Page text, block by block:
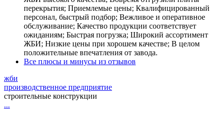
перекрытия; Приемлемые цены; Квалифицированный
персонал, быстрый подбор; Вежливое и оперативное
обслуживание; Качество продукции соответствует
ожиданиям; Быстрая погрузка; Широкий ассортимент
ЖБИ; Низкие цены при хорошем качестве; В целом
положительные впечатления от завода.
Все плюсы и минусы из отзывов
жби
производственное предприятие
строительные конструкции
...